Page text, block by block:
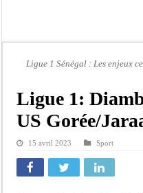
Le restaurant Aby’s Garden
Ousmane Sonko crache ses
Élections municipales : le
Tivaouane : les recommandations
Ligue 1 Sénégal : Les enjeux
Ligue 1:
US Gorée/
15 avril 2023 Sport